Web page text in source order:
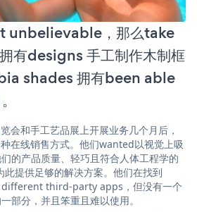
unbelievable，那么take
有designs 手工制作木制框
shades 拥有been able
和手工艺品展上开展业务几个月后，
在线销售方式。他们wanted以视觉上吸
的产品质量、轻巧且符合人体工程学的
提供足够的解决方案。他们在找到
third-party apps，但没有一个
部分，并且笨重且难以使用。